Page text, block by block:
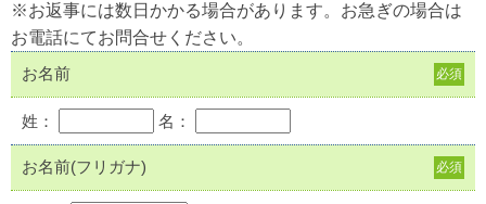
※お返事には数日かかる場合があります。お急ぎの場合は
お電話にてお問合せください。
お名前
必須
姓： 名：
お名前(フリガナ) 必須